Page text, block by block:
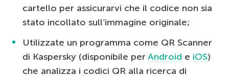
cartello per assicurarvi che il codice non sia
stato incollato sull’immagine originale;
Utilizzate un programma come QR Scanner
di Kaspersky (disponibile per Android e iOS)
che analizza i codici QR alla ricerca di